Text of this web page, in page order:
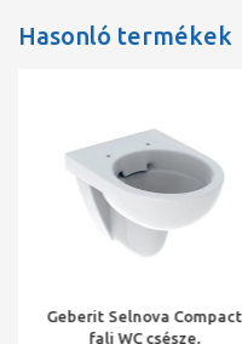
Hasonló termékek
Geberit Selnova Compact
fali WC csésze,